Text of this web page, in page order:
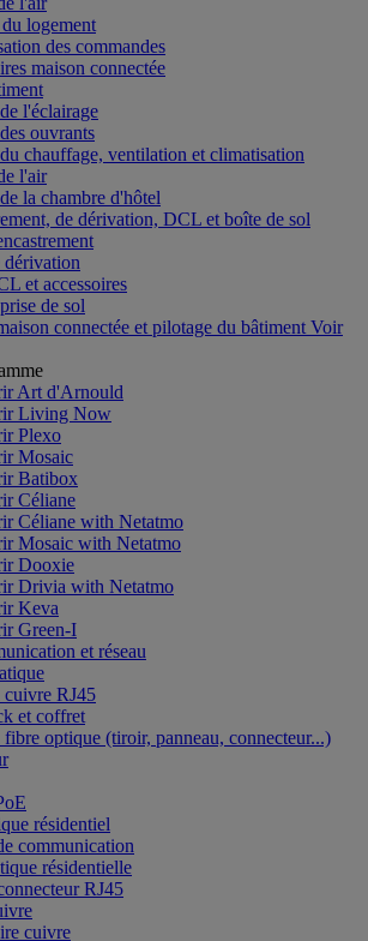
logement
des commandes
maison connectée
l'éclairage
ouvrants
chauffage, ventilation et climatisation
l'air
la chambre d'hôtel
de dérivation, DCL et boîte de sol
et accessoires
de sol
connectée et pilotage du bâtiment Voir
Art d'Arnould
Living Now
Plexo
Mosaic
Batibox
Céliane
Céliane with Netatmo
Mosaic with Netatmo
Dooxie
Drivia with Netatmo
Keva
Green-I
et réseau
cuivre RJ45
et coffret
optique (tiroir, panneau, connecteur...)
résidentiel
communication
résidentielle
RJ45
cuivre